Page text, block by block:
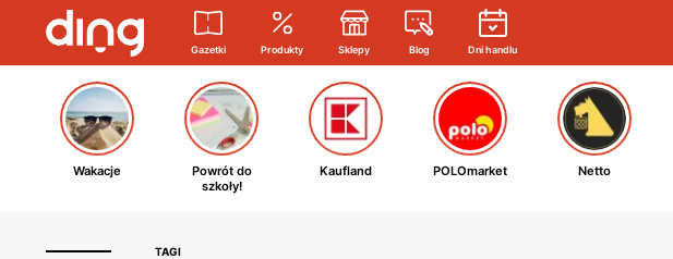
Gazetki Produkty Sklepy Blog Dni handlu
Wakacje
Powrót do
szkoły!
Kaufland POLOmarket Netto
TAGI